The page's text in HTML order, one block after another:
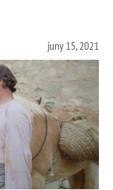
juny 15, 2021